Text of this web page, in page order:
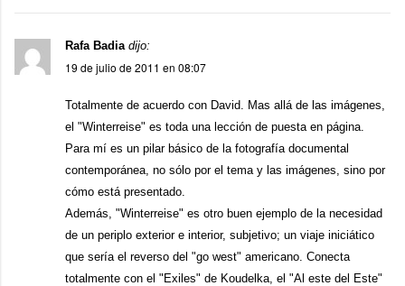
Rafa Badia dijo:
19 de julio de 2011 en 08:07
Totalmente de acuerdo con David. Mas allá de las imágenes,
el "Winterreise" es toda una lección de puesta en página.
Para mí es un pilar básico de la fotografía documental
contemporánea, no sólo por el tema y las imágenes, sino por
cómo está presentado.
Además, "Winterreise" es otro buen ejemplo de la necesidad
de un periplo exterior e interior, subjetivo; un viaje iniciático
que sería el reverso del "go west" americano. Conecta
totalmente con el "Exiles" de Koudelka, el "Al este del Este"